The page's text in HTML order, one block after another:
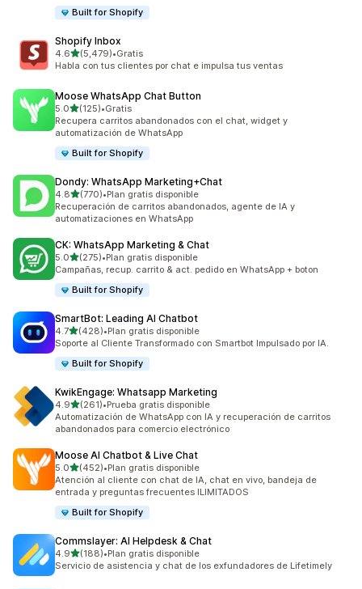
Built for Shopify
Shopify Inbox
4.6de 5 estrellas
(5,479)
5479 reseñas en total
•Gratis
Habla con tus clientes por chat e impulsa tus ventas
Moose WhatsApp Chat Button
5.0de 5 estrellas
(125)
125 reseñas en total
•Gratis
Recupera carritos abandonados con el chat, widget y
automatización de WhatsApp
Built for Shopify
Dondy: WhatsApp Marketing+Chat
4.8de 5 estrellas
(770)
770 reseñas en total
•Plan gratis disponible
Recuperación de carritos abandonados, agente de IA y
automatizaciones en WhatsApp
CK: WhatsApp Marketing & Chat
5.0de 5 estrellas
(275)
275 reseñas en total
•Plan gratis disponible
Campañas, recup. carrito & act. pedido en WhatsApp + boton
Built for Shopify
SmartBot: Leading AI Chatbot
4.7de 5 estrellas
(428)
428 reseñas en total
•Plan gratis disponible
Soporte al Cliente Transformado con Smartbot Impulsado por IA.
Built for Shopify
KwikEngage: Whatsapp Marketing
4.9de 5 estrellas
(261)
261 reseñas en total
•Prueba gratis disponible
Automatización de WhatsApp con IA y recuperación de carritos
abandonados para comercio electrónico
Moose AI Chatbot & Live Chat
5.0de 5 estrellas
(452)
452 reseñas en total
•Plan gratis disponible
Atención al cliente con chat de IA, chat en vivo, bandeja de
entrada y preguntas frecuentes ILIMITADOS
Built for Shopify
Commslayer: AI Helpdesk & Chat
4.9de 5 estrellas
(188)
188 reseñas en total
•Plan gratis disponible
Servicio de asistencia y chat de los exfundadores de Lifetimely